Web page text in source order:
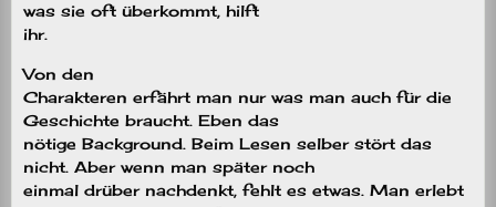
was sie oft überkommt, hilft
ihr.
Von den
Charakteren erfährt man nur was man auch für die
Geschichte braucht. Eben das
nötige Background. Beim Lesen selber stört das
nicht. Aber wenn man später noch
einmal drüber nachdenkt, fehlt es etwas. Man erlebt